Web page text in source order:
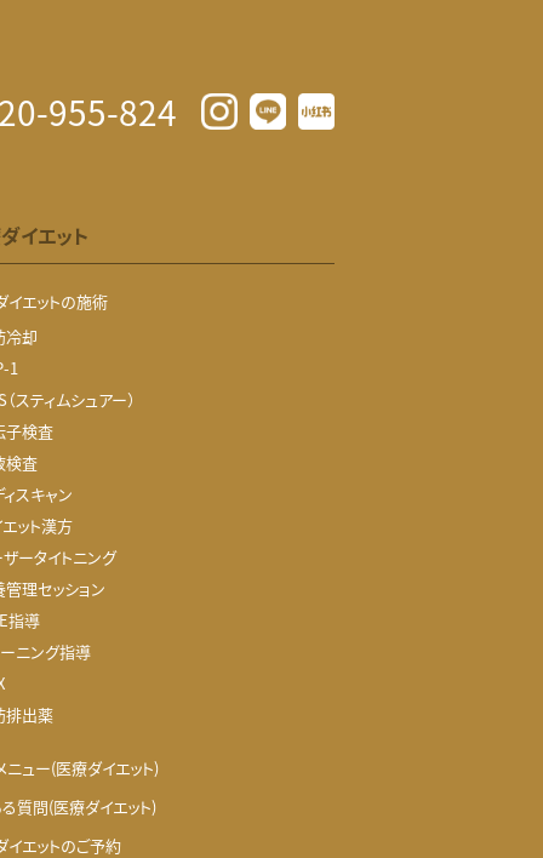
955-824
イエット
イエットの施術
冷却
1
スティムシュアー）
子検査
検査
スキャン
ット漢方
ータイトニング
理セッション
指導
ニング指導
排出薬
ニュー(医療ダイエット)
る質問(医療ダイエット)
イエットのご予約